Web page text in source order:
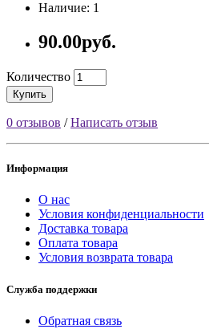
Наличие: 1
90.00руб.
Количество
Купить
0 отзывов /Написать отзыв
Информация
О нас
Условия конфиденциальности
Доставка товара
Оплата товара
Условия возврата товара
Служба поддержки
Обратная связь